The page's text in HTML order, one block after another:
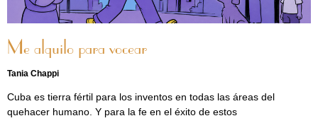
Me alquilo para vocear
Tania Chappi
Cuba es tierra fértil para los inventos en todas las áreas del
quehacer humano. Y para la fe en el éxito de estos